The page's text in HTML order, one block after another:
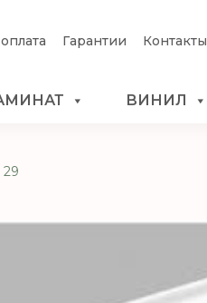
Гарантии Контакты
ВИНИЛ